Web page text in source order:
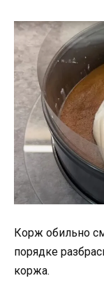
Корж обильно
порядке
коржа.